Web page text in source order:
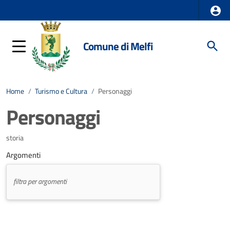
Comune di Melfi
Home / Turismo e Cultura / Personaggi
Personaggi
storia
Argomenti